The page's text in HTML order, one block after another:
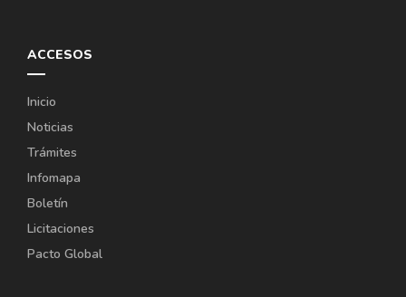
ACCESOS
Inicio
Noticias
Trámites
Infomapa
Boletín
Licitaciones
Pacto Global